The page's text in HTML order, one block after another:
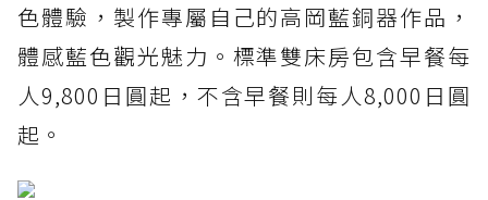
色體驗，製作專屬自己的高岡藍銅器作品，
體感藍色觀光魅力。標準雙床房包含早餐每
人9,800日圓起，不含早餐則每人8,000日圓
起。